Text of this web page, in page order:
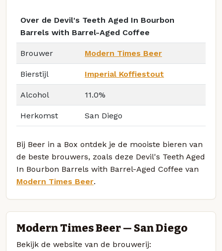
Over de Devil's Teeth Aged In Bourbon
Barrels with Barrel-Aged Coffee
Brouwer Modern Times Beer
Bierstijl Imperial Koffiestout
Alcohol 11.0%
Herkomst San Diego
Bij Beer in a Box ontdek je de mooiste bieren van
de beste brouwers, zoals deze Devil's Teeth Aged
In Bourbon Barrels with Barrel-Aged Coffee van
Modern Times Beer.
Modern Times Beer — San Diego
Bekijk de website van de brouwerij: